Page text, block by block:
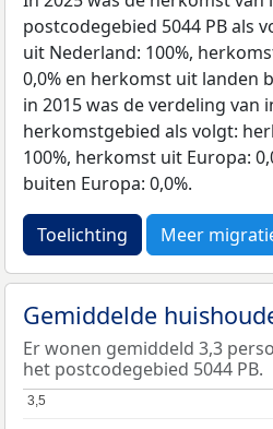
postcodegebied 5044 PB als
uit Nederland: 100%,
0,0% en herkomst uit landen
in 2015 was de verdeling van
herkomstgebied als volgt:
100%, herkomst uit Europa:
buiten Europa: 0,0%.
Toelichting Meer
Gemiddelde
Er wonen gemiddeld 3,3
het postcodegebied 5044 PB.
3,5
3,5